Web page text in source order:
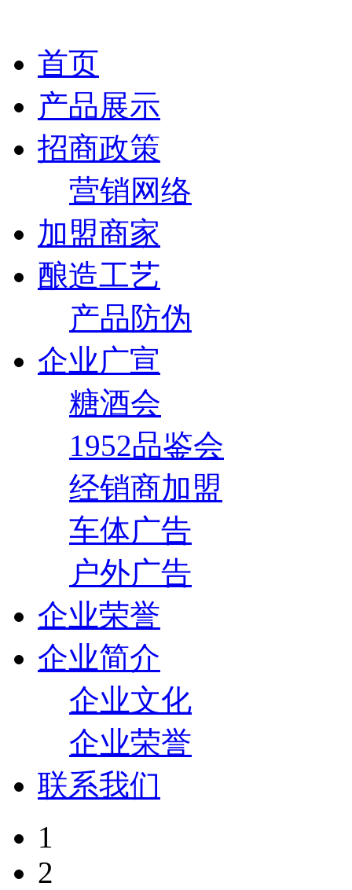
首页
产品展示
招商政策
营销网络
加盟商家
酿造工艺
产品防伪
企业广宣
糖酒会
1952品鉴会
经销商加盟
车体广告
户外广告
企业荣誉
企业简介
企业文化
企业荣誉
联系我们
1
2